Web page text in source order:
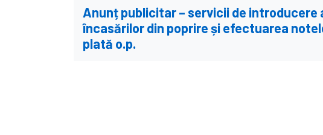
Anunț publicitar – servicii de introducere
încasărilor din poprire și efectuarea
plată o.p.